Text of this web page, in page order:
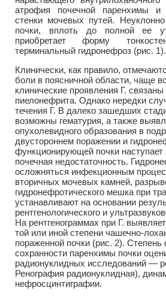
атрофия почечной паренхимы
стенки мочевых путей.
почки, вплоть до полной ее
приобретает форму
терминальный гидронефроз (рис. 1).
Клинически, как правило,
боли в поясничной области, чаще
клинические проявления Г. связаны
пиелонефрита. Однако нередки
течения Г. В далеко зашедших
возможны гематурия, а также
опухолевидного образования в
двустороннем поражении и
функционирующей почки наступает
почечная недостаточность.
осложняться инфекционным
вторичных мочевых камней,
гидронефротического мешка при
устанавливают на основании
рентгенологического и
На рентгенограммах при Г.
той или иной степени чашечно-
пораженной почки (рис. 2).
сохранности паренхимы почки
радионуклидных исследований —
Ренография радионуклидная),
нефросцинтиграфии.